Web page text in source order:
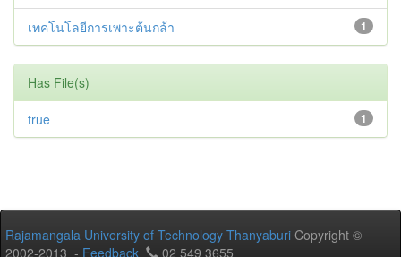
1
เทคโนโลยีการเพาะต้นกล้า
Has File(s)
1
true
Rajamangala University of Technology Thanyaburi Copyright ©
2002-2013 - Feedback 02 549 3655